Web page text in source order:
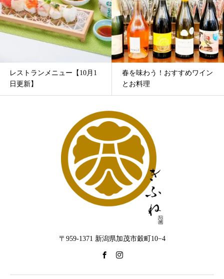
レストランメニュー【10月1
日更新】
春を味わう！おすすめワイン
とお料理
〒959-1371 新潟県加茂市穀町10−4